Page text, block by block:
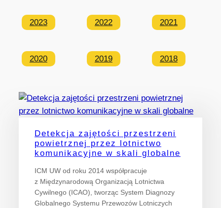
2023 2022 2021
2020 2019 2018
Detekcja zajętości przestrzeni
powietrznej przez lotnictwo
komunikacyjne w skali globalne
ICM UW od roku 2014 współpracuje
z Międzynarodową Organizacją Lotnictwa
Cywilnego (ICAO), tworząc System Diagnozy
Globalnego Systemu Przewozów Lotniczych